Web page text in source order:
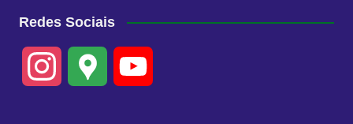
Redes Sociais